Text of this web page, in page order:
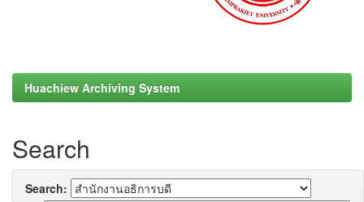
Huachiew Archiving System
Search
Search: